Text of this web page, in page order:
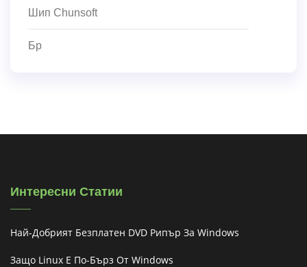
Шип Chunsoft
Бр
Интересни Статии
Най-Добрият Безплатен DVD Рипър За Windows
Защо Linux Е По-Бърз От Windows